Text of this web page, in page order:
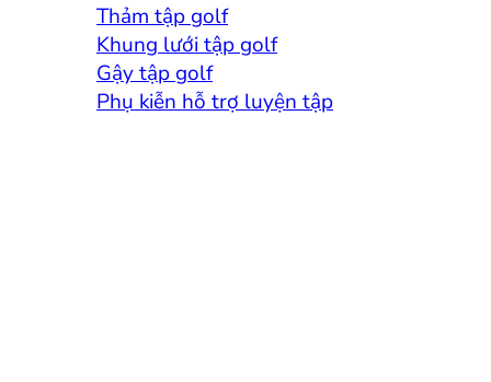
Thảm tập golf
Khung lưới tập golf
Gậy tập golf
Phụ kiễn hỗ trợ luyện tập